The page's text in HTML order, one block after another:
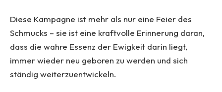
Diese Kampagne ist mehr als nur eine Feier des
Schmucks – sie ist eine kraftvolle Erinnerung daran,
dass die wahre Essenz der Ewigkeit darin liegt,
immer wieder neu geboren zu werden und sich
ständig weiterzuentwickeln.